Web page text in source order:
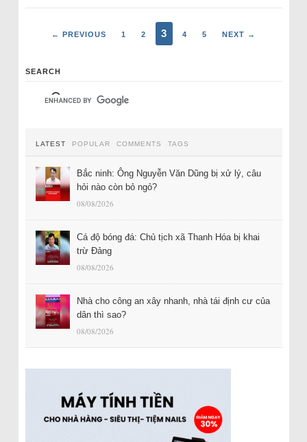
← PREVIOUS 1 2 3 4 5 NEXT →
SEARCH
LATEST POPULAR COMMENTS TAGS
Bắc ninh: Ông Nguyễn Văn Dũng bị xử lý, câu
hỏi nào còn bỏ ngỏ?
08/08/2026
Cá độ bóng đá: Chủ tịch xã Thanh Hóa bị khai
trừ Đảng
08/08/2026
Nhà cho công an xây nhanh, nhà tái định cư của
dân thì sao?
08/08/2026